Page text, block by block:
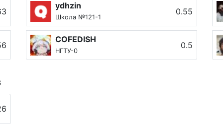
ydhzin
Школа №121-1
0.55
COFEDISH
НГТУ-0
0.5